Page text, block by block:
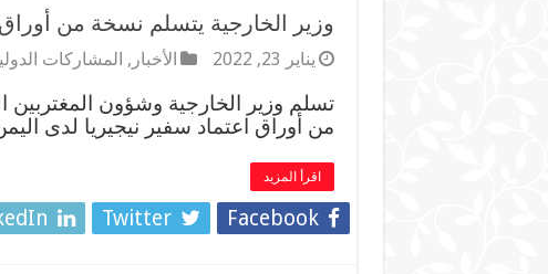
وزير الخارجية يتسلم نسخة من أوراق
يناير 23, 2022 الأخبار , المشاركات
تسلم وزير الخارجية وشؤون
من أوراق اعتماد سفير نيجيريا لدى
اقرأ المزيد
Facebook
Twitter